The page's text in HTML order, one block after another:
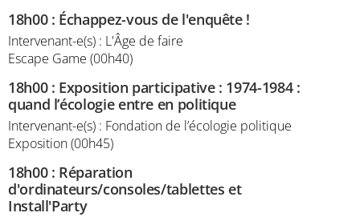
18h00: Échappez-vous de l'enquête !
Intervenant-e(s) : L'Âge de faire
Escape Game (00h40)
18h00: Exposition participative : 1974-1984 :
quand l’écologie entre en politique
Intervenant-e(s) : Fondation de l’écologie politique
Exposition (00h45)
18h00: Réparation
d'ordinateurs/consoles/tablettes et
Install'Party